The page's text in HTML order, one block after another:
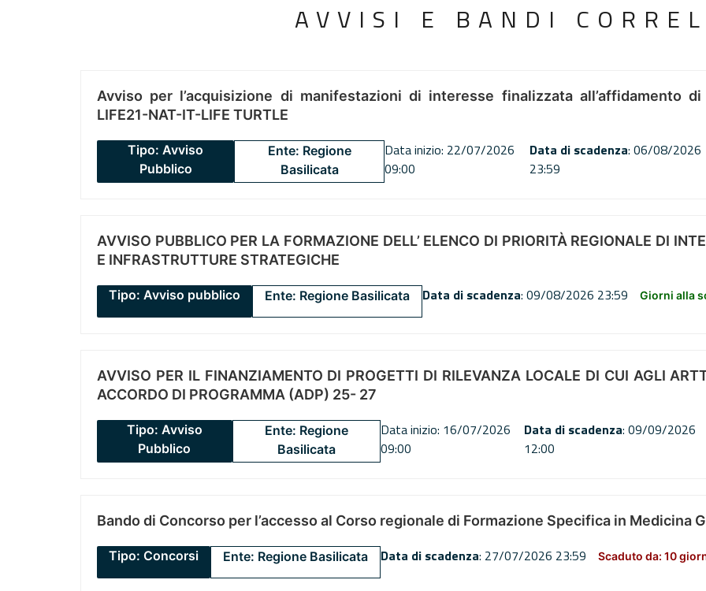
AVVISI E BANDI
Avviso per l’acquisizione di manifestazioni di interesse finalizzata all’affidamento
LIFE21-NAT-IT-LIFE TURTLE
Tipo: Avviso
Pubblico
Ente: Regione
Basilicata
Data inizio: 22/07/2026
09:00
Data di scadenza: 06/08/2026
23:59
AVVISO PUBBLICO PER LA FORMAZIONE DELL’ ELENCO DI PRIORITÀ REGIONALE DI
E INFRASTRUTTURE STRATEGICHE
Tipo: Avviso pubblico Ente: Regione Basilicata Data di scadenza: 09/08/2026 23:59 Giorni alla
AVVISO PER IL FINANZIAMENTO DI PROGETTI DI RILEVANZA LOCALE DI CUI AGLI
ACCORDO DI PROGRAMMA (ADP) 25- 27
Tipo: Avviso
Pubblico
Ente: Regione
Basilicata
Data inizio: 16/07/2026
09:00
Data di scadenza: 09/09/2026
12:00
Bando di Concorso per l’accesso al Corso regionale di Formazione Specifica in Medicina
Tipo: Concorsi Ente: Regione Basilicata Data di scadenza: 27/07/2026 23:59 Scaduto da: 10